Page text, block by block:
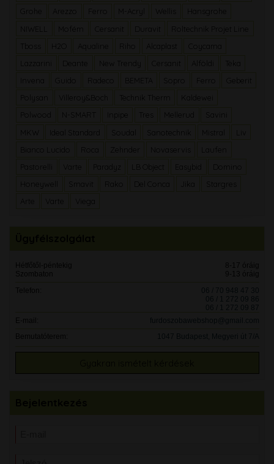
Grohe
Arezzo Ferro M-Acryl Wellis
Hansgrohe
Mofém Cersanit Duravit
Roltechnik Projet Line
Tboss
H2O Aqualine Alcaplast
Deante New Trendy Cersanit Alföldi
Teka
Invena
Radeco BEMETA Ferro
Geberit
Villeroy&Boch Technik Therm
Kaldewei
N-SMART Inpipe Tres Mellerud
MKW
Ideal Standard Sanotechnik Mistral
Bianco Lucido
Zehnder Novaservis
Laufen
Pastorelli
Varte LB Object
Honeywell
Smavit Del Conca
Stargres
Arte
Varte Viega
Hétfőtől-péntekig
8-17 óráig
Szombaton
9-13 óráig
Telefon:
06 / 70 948 47 30
06 / 1 272 09 86
06 / 1 272 09 87
E-mail:
furdoszobawebshop@gmail.com
Bemutatóterem:
1047 Budapest, Megyeri út 7/A